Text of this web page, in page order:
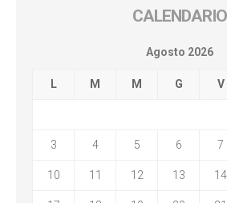
CALENDARIO
Agosto 2026
L M M G V
3 4 5 6 7
10 11 12 13 14